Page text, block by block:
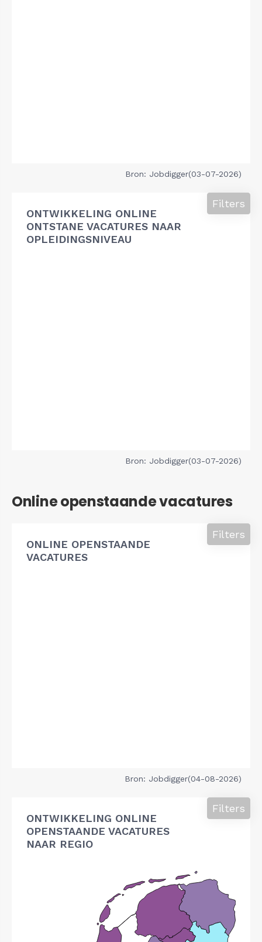
Bron: Jobdigger(03-07-2026)
ONTWIKKELING ONLINE
ONTSTANE VACATURES NAAR
OPLEIDINGSNIVEAU
Filters
Bron: Jobdigger(03-07-2026)
Online openstaande vacatures
ONLINE OPENSTAANDE
VACATURES
Filters
Bron: Jobdigger(04-08-2026)
ONTWIKKELING ONLINE
OPENSTAANDE VACATURES
NAAR REGIO
Filters